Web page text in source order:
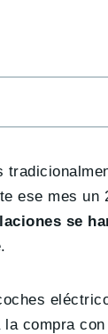
ese mes
se
compra